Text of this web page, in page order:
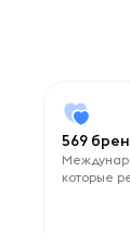
569
которые